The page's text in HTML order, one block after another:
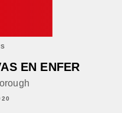
EN ENFER